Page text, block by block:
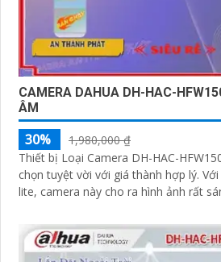
CAMERA DAHUA DH-HAC-
ÂM
30%
1,980,000 ₫
Thiết bị Loại Camera DH-HAC-
chọn tuyệt vời với giá thành hợp lý. Với độ sắc nét Ultra 4k
lite, camera này cho ra hình ảnh rất